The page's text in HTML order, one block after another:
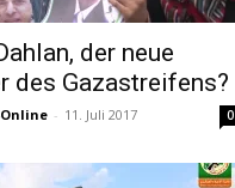
der neue
des Gazastreifens?
- 11. Juli 2017 0